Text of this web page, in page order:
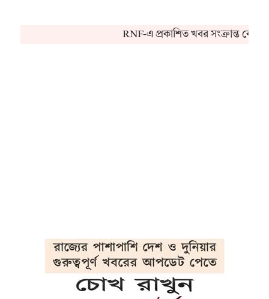
RNF-এ প্রকাশিত খবর সংক্রান্ত